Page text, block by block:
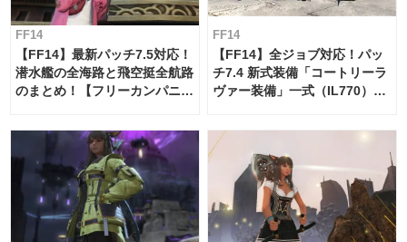
FF14
【FF14】最新パッチ7.5対応！
潜水艦の全海路と飛空挺全航路
のまとめ！【フリーカンパニ
FF14
【FF14】全ジョブ対応！パッ
チ7.4 新式装備「コートリーラ
ヴァー装備」一式（IL770）の